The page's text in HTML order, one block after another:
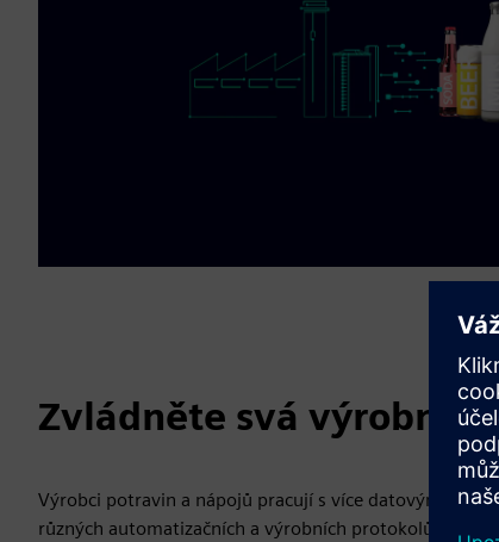
Zvládněte svá výrobní
Výrobci potravin a nápojů pracují s více datovými typy
různých automatizačních a výrobních protokolů. Naše